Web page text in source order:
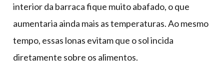
interior da barraca fique muito abafado, o que
aumentaria ainda mais as temperaturas. Ao mesmo
tempo, essas lonas evitam que o sol incida
diretamente sobre os alimentos.